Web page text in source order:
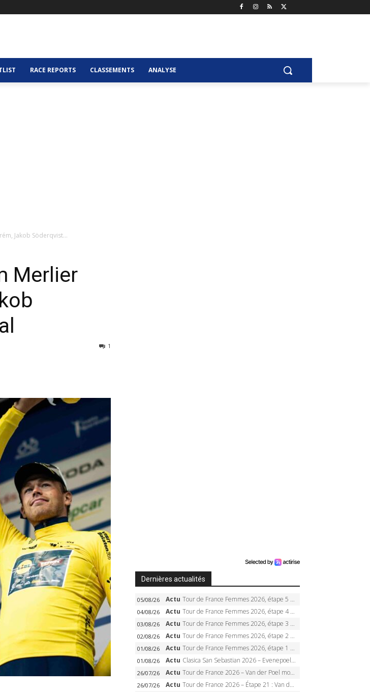
RACE REPORTS CLASSEMENTS ANALYSE
Jakob Söderqvist...
Merlier
1
Dernières actualités
05/08/26 Actu Tour de France Femmes 2026, étape 5 – Demi Vollering gagne à Belleville, Reusser en jaune, Ferrand-Prévot coule
04/08/26 Actu Tour de France Femmes 2026, étape 4 – Marlen Reusser écrase le chrono, Ferrand-Prévot en crise
03/08/26 Actu Tour de France Femmes 2026, étape 3 – Sigrid Haugset en solitaire, 88 km d’échappée, maillot jaune
02/08/26 Actu Tour de France Femmes 2026, étape 2 – Lorena Wiebes doublé à Genève, Markus héroïque, 7e record
01/08/26 Actu Tour de France Femmes 2026, étape 1 – Lorena Wiebes intouchable à Lausanne, premier maillot jaune
01/08/26 Actu Clasica San Sebastian 2026 – Evenepoel recordman, 4e victoire, Carapaz battu au sprint
26/07/26 Actu Tour de France 2026 – Van der Poel monumental à Paris, Pogacar égale le record des cinq sacres
26/07/26 Actu Tour de France 2026 – Étape 21 : Van der Poel, Pogacar, qui succédera à Wout van Aert sur les Champs-Elysées ?